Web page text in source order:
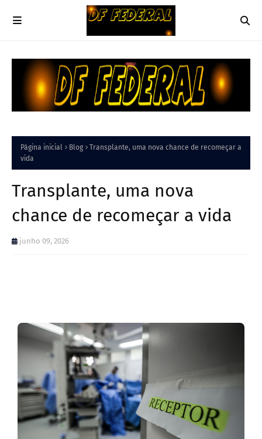
Página inicial Blog
Transplante, uma nova chance de recomeçar a
vida
Transplante, uma nova
chance de recomeçar a vida
junho 09, 2026